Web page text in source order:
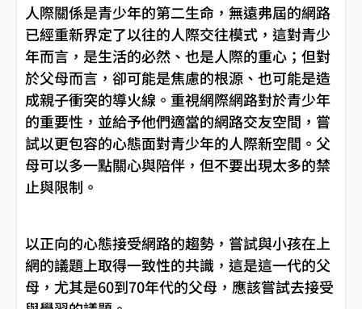
人際關係是青少年的第二生命，無遠弗屆的網路
已經重新界定了以往的人際交往模式，這對青少
年而言，是生活的必然、也是人際的重心；但對
於父母而言，卻可能是焦慮的根源、也可能是造
成親子衝突的導火線。重視網際網路對於青少年
的重要性，並給予他們適當的網路交友空間，嘗
試以更包容的心態面對青少年的人際新空間。父
母可以多一點關心與陪伴，但不要出現太多的禁
止與限制。
以正向的心態接受網路的趨勢，嘗試與小孩在上
網的議題上取得一致性的共識，這是這一代的父
母，尤其是60到70年代的父母，應該嘗試去接受